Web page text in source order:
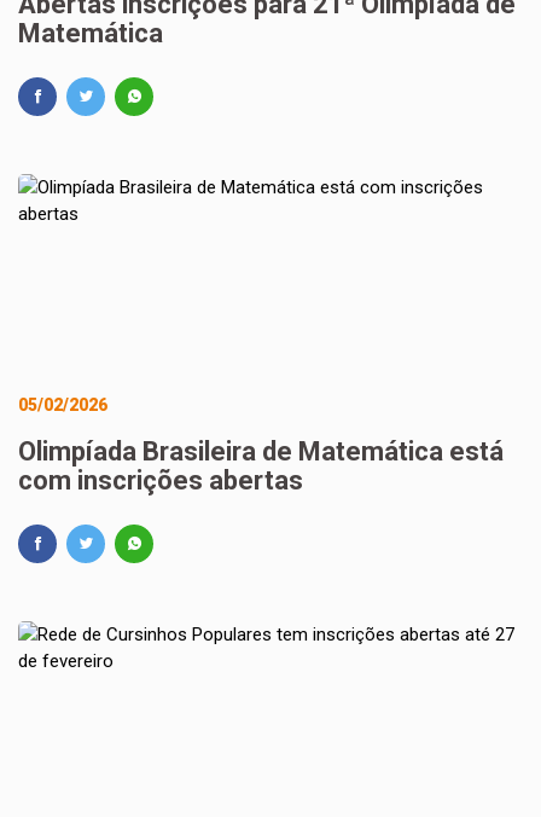
Matemática
05/02/2026
Olimpíada Brasileira de Matemática está
com inscrições abertas